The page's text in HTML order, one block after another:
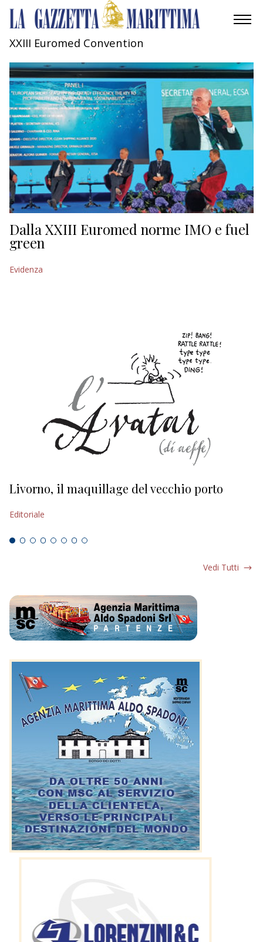
MOBILITÀ
INDUSTRIA
RICERCA
ECONOMIA
TURISMO
CULTURA
NAUTICA
XXIII Euromed Convention
Dalla XXIII Euromed norme IMO e fuel
green
Evidenza
Livorno, il maquillage del vecchio porto
Editoriale
Vedi Tutti